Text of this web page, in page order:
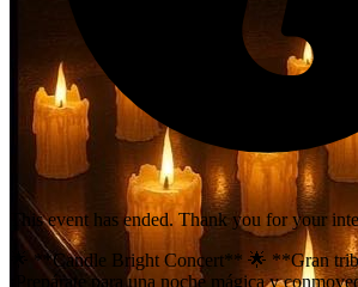
This event has ended. Thank you for your
🌟 **Candle Bright Concert** 🌟 **Gran
¡Prepárate para una noche mágica y